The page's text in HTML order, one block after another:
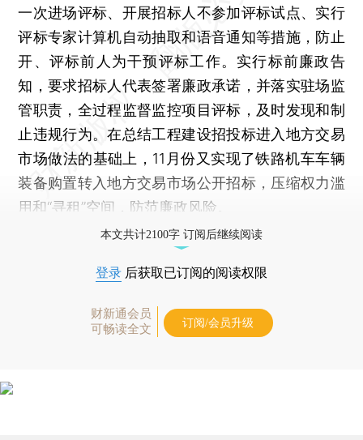
一次进场评标、开展招标人不参加评标试点、实行
评标专家计算机自动抽取和语音通知等措施，防止
开、评标前人为干预评标工作。实行标前廉政告
知，要求招标人代表签署廉政承诺，并落实驻场监
管职责，全过程监督监控项目评标，及时发现和制
止违规行为。在总结工程建设招投标进入地方交易
市场做法的基础上，11月份又实现了铁路机车车辆
装备购置转入地方交易市场公开招标，压缩权力滥
用和“寻租”空间，防范廉政风险。
本文共计2100字 订阅后继续阅读
登录 后获取已订阅的阅读权限
财新通会员
可畅读全文
订阅/会员升级